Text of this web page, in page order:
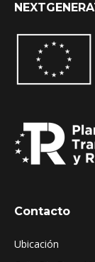
Contacto
Ubicación